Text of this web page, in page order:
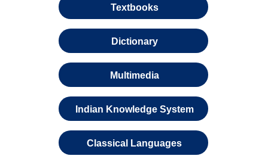
Textbooks
Dictionary
Multimedia
Indian Knowledge System
Classical Languages